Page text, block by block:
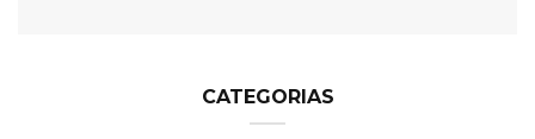
CATEGORIAS